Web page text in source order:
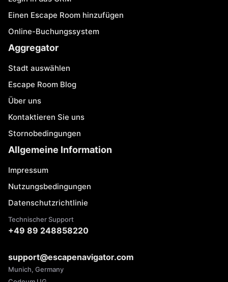
Einen Escape Room hinzufügen
Online-Buchungssystem
Aggregator
Stadt auswählen
Escape Room Blog
Über uns
Kontaktieren Sie uns
Stornobedingungen
Allgemeine Information
Impressum
Nutzungsbedingungen
Datenschutzrichtlinie
Technischer Support
+49 89 248858220
support@escapenavigator.com
Munich, Germany